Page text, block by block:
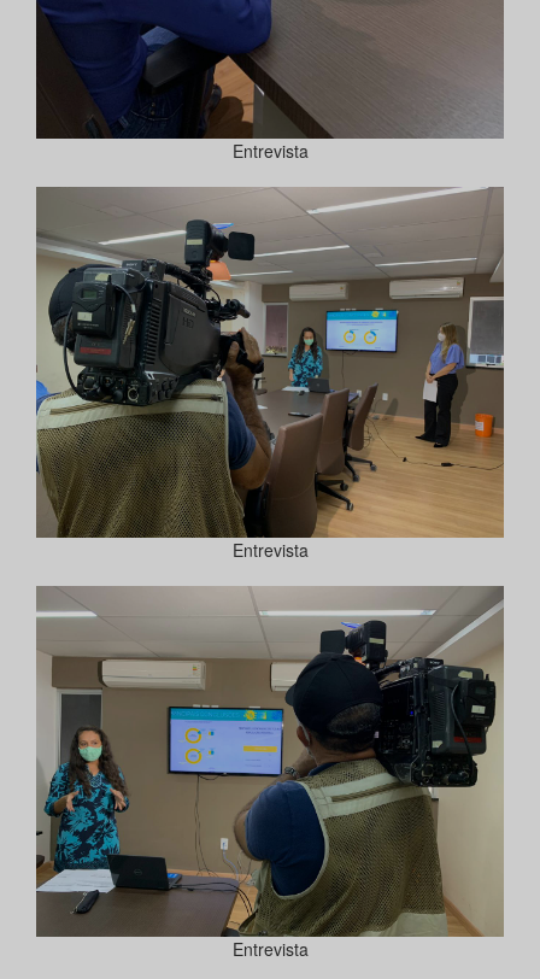
Entrevista
Entrevista
Entrevista